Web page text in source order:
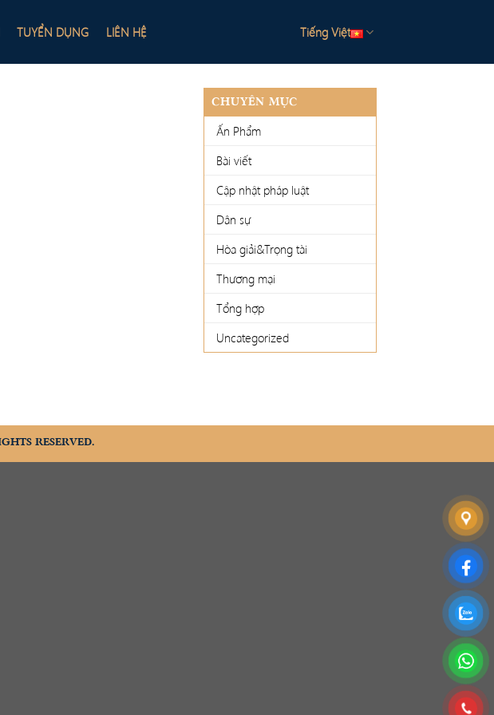
TUYỂN DỤNG LIÊN HỆ Tiếng Việt
CHUYÊN MỤC
Ấn Phẩm
Bài viết
Cập nhật pháp luật
Dân sự
Hòa giải&Trọng tài
Thương mại
Tổng hợp
Uncategorized
RESERVED.